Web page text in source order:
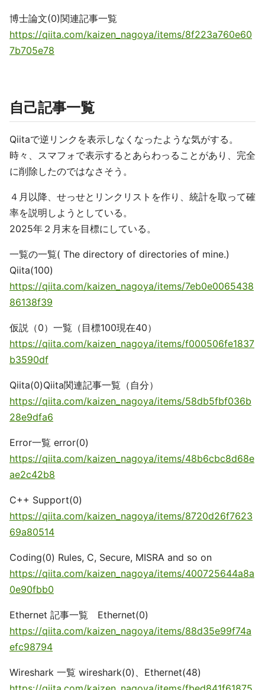
博士論文(0)関連記事一覧
https://qiita.com/kaizen_nagoya/items/8f223a760e60
7b705e78
自己記事一覧
Qiitaで逆リンクを表示しなくなったような気がする。
時々、スマフォで表示するとあらわっることがあり、完全
に削除したのではなさそう。
４月以降、せっせとリンクリストを作り、統計を取って確
率を説明しようとしている。
2025年２月末を目標にしている。
一覧の一覧( The directory of directories of mine.)
Qiita(100)
https://qiita.com/kaizen_nagoya/items/7eb0e0065438
86138f39
仮説（0）一覧（目標100現在40）
https://qiita.com/kaizen_nagoya/items/f000506fe1837
b3590df
Qiita(0)Qiita関連記事一覧（自分）
https://qiita.com/kaizen_nagoya/items/58db5fbf036b
28e9dfa6
Error一覧 error(0)
https://qiita.com/kaizen_nagoya/items/48b6cbc8d68e
ae2c42b8
C++ Support(0)
https://qiita.com/kaizen_nagoya/items/8720d26f7623
69a80514
Coding(0) Rules, C, Secure, MISRA and so on
https://qiita.com/kaizen_nagoya/items/400725644a8a
0e90fbb0
Ethernet 記事一覧 Ethernet(0)
https://qiita.com/kaizen_nagoya/items/88d35e99f74a
efc98794
Wireshark 一覧 wireshark(0)、Ethernet(48)